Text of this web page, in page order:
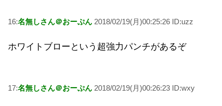
16:名無しさん＠おーぷん 2018/02/19(月)00:25:26 ID:uzz
ホワイトブローという超強力パンチがあるぞ
17:名無しさん＠おーぷん 2018/02/19(月)00:26:23 ID:wxy